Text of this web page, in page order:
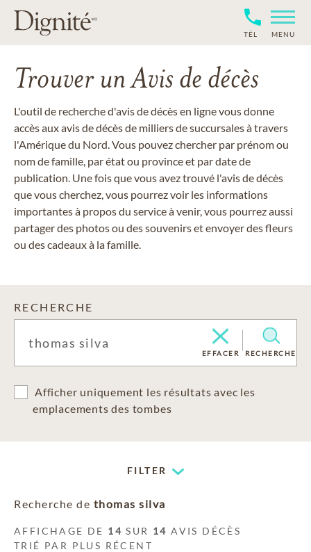
TÉL MENU
Trouver un Avis de décès
L'outil de recherche d'avis de décès en ligne vous donne
accès aux avis de décès de milliers de succursales à travers
l'Amérique du Nord. Vous pouvez chercher par prénom ou
nom de famille, par état ou province et par date de
publication. Une fois que vous avez trouvé l'avis de décès
que vous cherchez, vous pourrez voir les informations
importantes à propos du service à venir, vous pourrez aussi
partager des photos ou des souvenirs et envoyer des fleurs
ou des cadeaux à la famille.
RECHERCHE
EFFACER RECHERCHE
Afficher uniquement les résultats avec les
emplacements des tombes
FILTER
Recherche de thomas silva
AFFICHAGE DE 14 SUR 14 AVIS DÉCÈS
TRIÉ PAR PLUS RÉCENT